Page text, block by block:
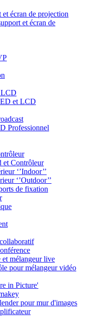
écran de projection
et écran de
LCD
et LCD
Professionnel
et Contrôleur
‘’Indoor’’
‘’Outdoor’’
de fixation
et mélangeur live
pour mélangeur vidéo
in Picture'
pour mur d'images